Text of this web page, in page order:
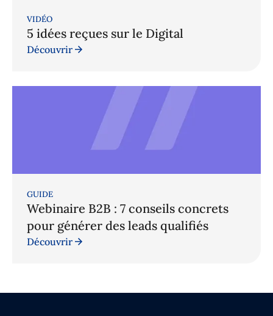
VIDÉO
5 idées reçues sur le Digital
Découvrir
GUIDE
Webinaire B2B : 7 conseils concrets
pour générer des leads qualifiés
Découvrir